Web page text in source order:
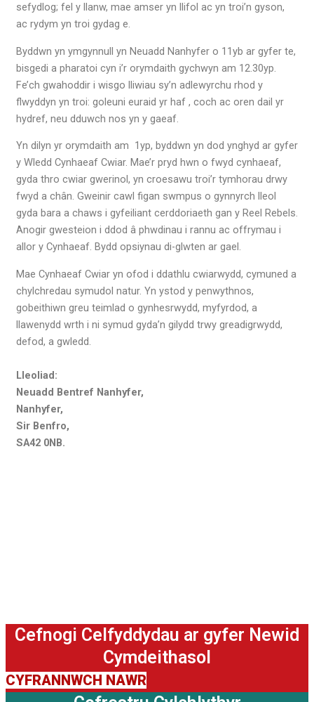
sefydlog; fel y llanw, mae amser yn llifol ac yn troi’n gyson,
ac rydym yn troi gydag e.
Byddwn yn ymgynnull yn Neuadd Nanhyfer o 11yb ar gyfer te,
bisgedi a pharatoi cyn i’r orymdaith gychwyn am 12.30yp.
Fe’ch gwahoddir i wisgo lliwiau sy’n adlewyrchu rhod y
flwyddyn yn troi: goleuni euraid yr haf , coch ac oren dail yr
hydref, neu dduwch nos yn y gaeaf.
Yn dilyn yr orymdaith am 1yp, byddwn yn dod ynghyd ar gyfer
y Wledd Cynhaeaf Cwiar. Mae’r pryd hwn o fwyd cynhaeaf,
gyda thro cwiar gwerinol, yn croesawu troi’r tymhorau drwy
fwyd a chân. Gweinir cawl figan swmpus o gynnyrch lleol
gyda bara a chaws i gyfeiliant cerddoriaeth gan y Reel Rebels.
Anogir gwesteion i ddod â phwdinau i rannu ac offrymau i
allor y Cynhaeaf. Bydd opsiynau di-glwten ar gael.
Mae Cynhaeaf Cwiar yn ofod i ddathlu cwiarwydd, cymuned a
chylchredau symudol natur. Yn ystod y penwythnos,
gobeithiwn greu teimlad o gynhesrwydd, myfyrdod, a
llawenydd wrth i ni symud gyda’n gilydd trwy greadigrwydd,
defod, a gwledd.
Lleoliad:
Neuadd Bentref Nanhyfer,
Nanhyfer,
Sir Benfro,
SA42 0NB.
Cefnogi Celfyddydau ar gyfer Newid
Cymdeithasol
CYFRANNWCH NAWR